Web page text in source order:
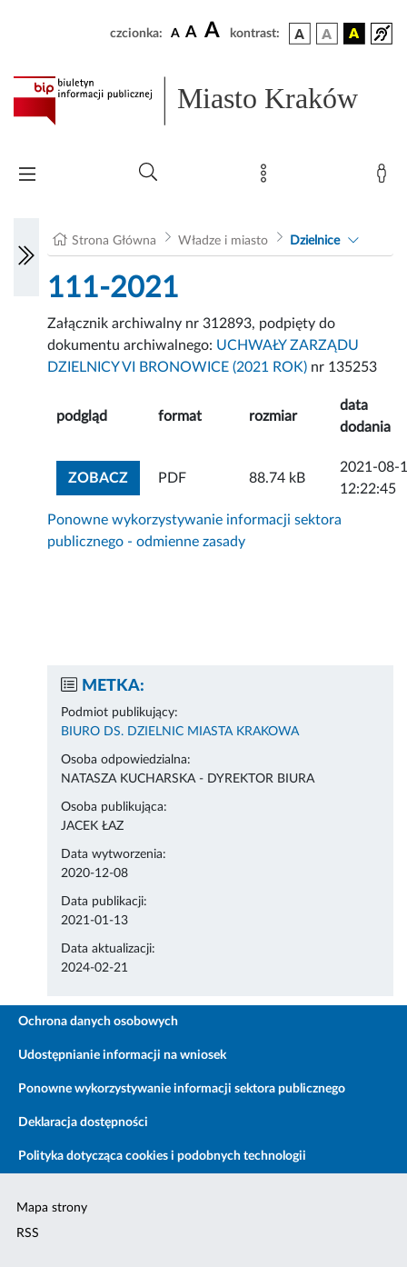
czcionka: A A A kontrast:
Miasto Kraków
Strona Główna Władze i miasto Dzielnice
111-2021
Załącznik archiwalny nr 312893, podpięty do
dokumentu archiwalnego: UCHWAŁY ZARZĄDU
DZIELNICY VI BRONOWICE (2021 ROK) nr 135253
podgląd format rozmiar
data
dodania
ZOBACZZOBACZ ZAŁĄCZNIK
PDF 88.74 kB
2021-08-
12:22:45
Ponowne wykorzystywanie informacji sektora
publicznego - odmienne zasady
METKA:
Podmiot publikujący:
BIURO DS. DZIELNIC MIASTA KRAKOWA
Osoba odpowiedzialna:
NATASZA KUCHARSKA - DYREKTOR BIURA
Osoba publikująca:
JACEK ŁAZ
Data wytworzenia:
2020-12-08
Data publikacji:
2021-01-13
Data aktualizacji:
2024-02-21
Ochrona danych osobowych
Udostępnianie informacji na wniosek
Ponowne wykorzystywanie informacji sektora publicznego
Deklaracja dostępności
Polityka dotycząca cookies i podobnych technologii
Mapa strony
RSS